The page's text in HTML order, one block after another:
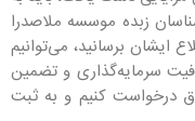
زبده موسسه ملاصدرا
ایشان برسانید، می‌توانیم
سرمایه‌گذاری و تضمین
درخواست کنیم و به ثبت